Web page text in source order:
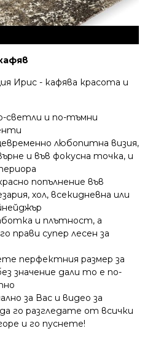
Ирис - кафява красота и
светли и по-тъмни
любопитна визия,
и във фокусна точка, и
попълнение във
хол, всекидневна или
и плътност, а
супер лесен за
перфектния размер за
значение дали то е по-
за Вас и видео за
го разгледате от всички
и го пуснете!